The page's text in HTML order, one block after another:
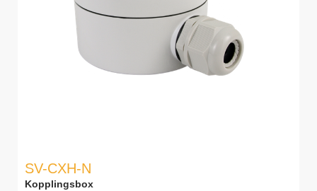
SV-CXH-N
Kopplingsbox